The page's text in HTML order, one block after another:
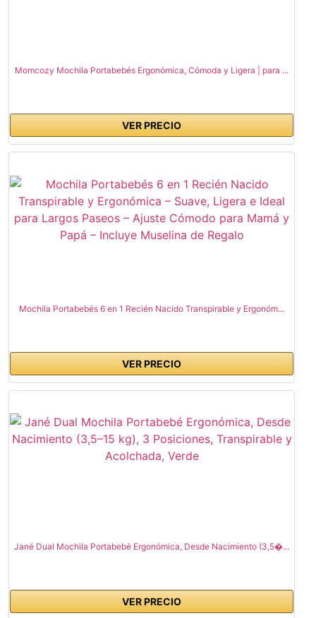
Momcozy Mochila Portabebés Ergonómica, Cómoda y Ligera | para ...
VER PRECIO
Mochila Portabebés 6 en 1 Recién Nacido Transpirable y Ergonóm...
VER PRECIO
Jané Dual Mochila Portabebé Ergonómica, Desde Nacimiento (3,5�...
VER PRECIO